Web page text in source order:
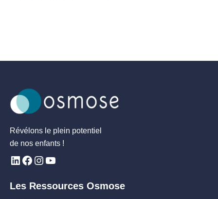
Révélons le plein potentiel
de nos enfants !
Les Ressources Osmose